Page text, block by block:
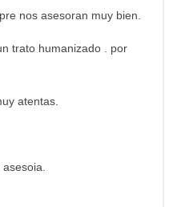
nos asesoran muy bien.
trato humanizado . por
atentas.